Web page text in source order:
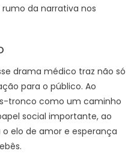
da narrativa nos
drama médico traz não só
para o público. Ao
tronco como um caminho
social importante, ao
elo de amor e esperança